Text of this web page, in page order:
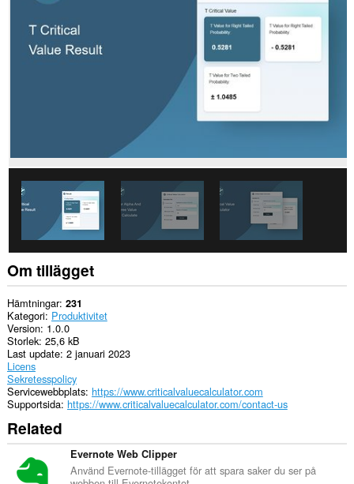
Om tillägget
Hämtningar 231
Kategori Produktivitet
Version 1.0.0
Storlek 25,6 kB
Last update 2 januari 2023
Licens
Sekretesspolicy
Servicewebbplats https://www.criticalvaluecalculator.com
Supportsida https://www.criticalvaluecalculator.com/contact-us
Related
Evernote Web Clipper
Använd Evernote-tillägget för att spara saker du ser på